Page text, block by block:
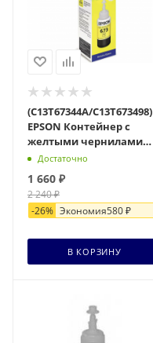
(C13T67344A/C13T673498)
EPSON Контейнер с
желтыми чернилами
для L800/L810/L850/L1800
Достаточно
1 660 ₽
2 240₽
-26% Экономия580₽
В КОРЗИНУ